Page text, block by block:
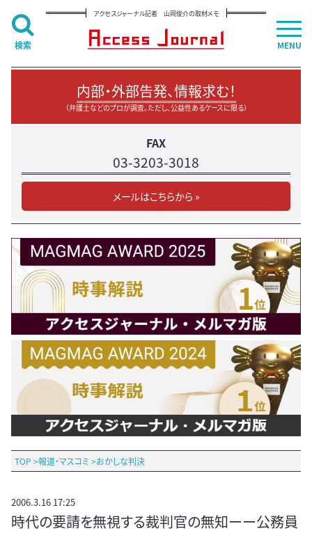
アクセスジャーナル記者 山岡俊介の取材メモ
内部・外部告発、情報求む！
（弁護士などのプロが調査。ただし、公益性あるケースに限る）
FAX
03-3203-3018
メールはこちらから »
TOP >報道・マスコミ >おかしな判決
2006.3.16 17:25
時代の要請を無視する裁判官の無知ーー公務員
MENU
検索